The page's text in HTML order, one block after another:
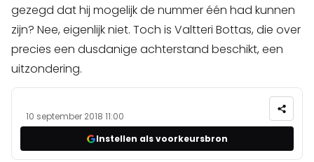
gezegd dat hij mogelijk de nummer één had kunnen
zijn? Nee, eigenlijk niet. Toch is Valtteri Bottas, die over
precies een dusdanige achterstand beschikt, een
uitzondering.
10 september 2018 11:00
Instellen als voorkeursbron